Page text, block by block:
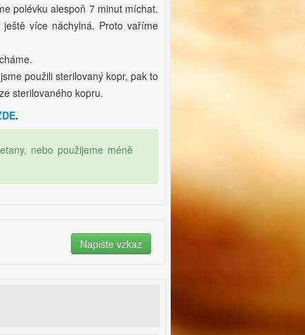
polévku alespoň 7 minut míchat.
více náchylná. Proto vaříme
použili sterilovaný kopr, pak to
sterilovaného kopru.
.
nebo použijeme méně